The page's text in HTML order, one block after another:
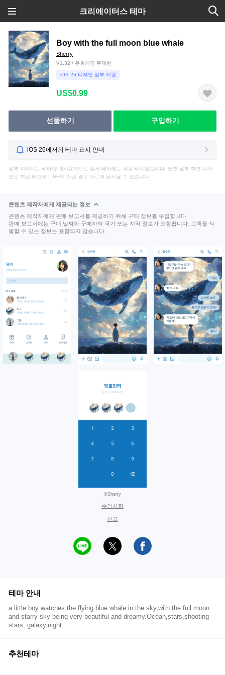
크리에이터스 테마
Boy with the full moon blue whale
Sherry
V1.32 / 유효기간 무제한
iOS 26 디자인 일부 지원
US$0.99
선물하기 구입하기
iOS 26에서의 테마 표시 안내
일부 이미지는 테마샵 게시용이므로 실제 테마에는 적용되지 않습니다. 또한 일부 화면 디자
인은 최신 버전의 LINE이 아닌 경우 다르게 표시될 수 있습니다.
콘텐츠 제작자에게 제공되는 정보
콘텐츠 제작자에게 판매 보고서를 제공하기 위해 구매 정보를 수집합니다.
판매 보고서에는 구매 날짜와 구매자의 국가 또는 지역 정보가 포함됩니다. 고객을 식
별할 수 있는 정보는 포함되지 않습니다.
©Sherry
주의사항
신고
테마 안내
a little boy watches the flying blue whale in the sky,with the full moon
and starry sky being very beautiful and dreamy.Ocean,stars,shooting
stars, galaxy,night
추천테마